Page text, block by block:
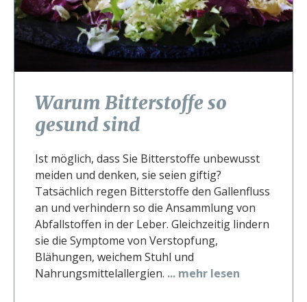
Warum Bitterstoffe so
gesund sind
Ist möglich, dass Sie Bitterstoffe unbewusst
meiden und denken, sie seien giftig?
Tatsächlich regen Bitterstoffe den Gallenfluss
an und verhindern so die Ansammlung von
Abfallstoffen in der Leber. Gleichzeitig lindern
sie die Symptome von Verstopfung,
Blähungen, weichem Stuhl und
Nahrungsmittelallergien. ... mehr lesen